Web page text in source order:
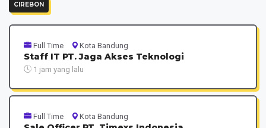
CIREBON
Full Time Kota Bandung
Staff IT PT. Jaga Akses Teknologi
1 jam yang lalu
Full Time Kota Bandung